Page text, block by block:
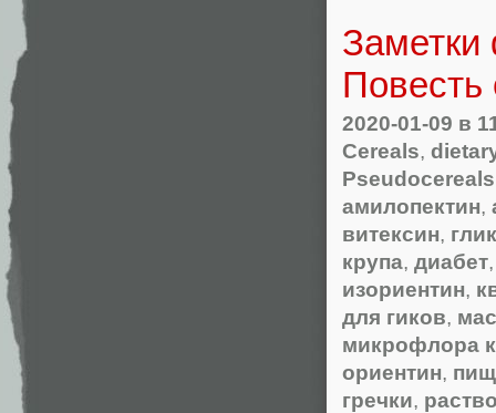
Заметки
Повесть
2020-01-09 в
Cereals,
Pseudocereals
амилопектин,
витексин,
крупа, диабет
изориентин,
для гиков,
микрофлора
ориентин,
гречки,